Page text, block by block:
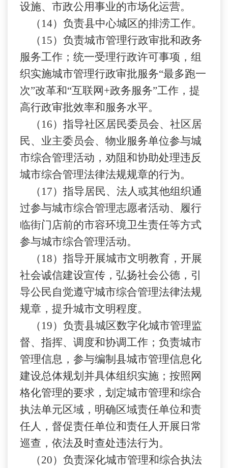
设施、市政公用事业的市场化运营。
（ 14）负责县中心城区的排涝工作。
（ 15）负责城市管理行政审批和政务
服务工作；统一受理行政许可事项，组
织实施城市管理行政审批服务“最多跑一
次”改革和“互联网+政务服务”工作，提
高行政审批效率和服务水平。
（ 16）指导社区居民委员会、社区居
民、业主委员会、物业服务单位参与城
市综合管理活动，劝阻和协助处理违反
城市综合管理法律法规规章的行为。
（ 17）指导居民、法人或其他组织通
过参与城市综合管理志愿者活动、履行
临街门店前的市容环境卫生责任等方式
参与城市综合管理活动。
（ 18）指导开展城市文明教育，开展
社会诚信建设宣传，弘扬社会公德，引
导公民自觉遵守城市综合管理法律法规
规章，提升城市文明程度。
（ 19）负责县城区数字化城市管理监
督、指挥、调度和协调工作；负责城市
管理信息，参与编制县城市管理信息化
建设总体规划并具体组织实施；按照网
格化管理的要求，划定城市管理和综合
执法单元区域，明确区域责任单位和责
任人，督促责任单位和责任人开展日常
巡查，依法及时查处违法行为。
（20）负责深化城市管理和综合执法